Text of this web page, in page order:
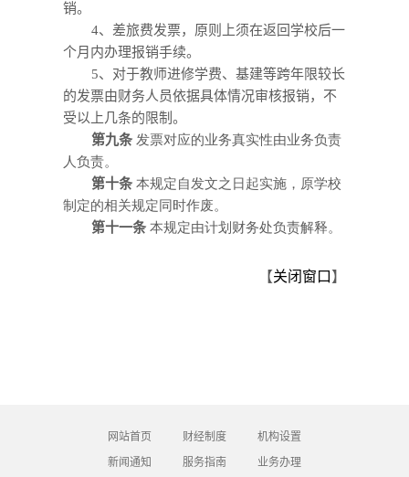
销。
4、差旅费发票，原则上须在返回学校后一
个月内办理报销手续。
5、对于教师进修学费、基建等跨年限较长
的发票由财务人员依据具体情况审核报销，不
受以上几条的限制。
第九条 发票对应的业务真实性由业务负责
人负责。
第十条 本规定自发文之日起实施，原学校
制定的相关规定同时作废。
第十一条 本规定由计划财务处负责解释。
【关闭窗口 】
网站首页 财经制度
机构设置
新闻通知
服务指南 业务办理